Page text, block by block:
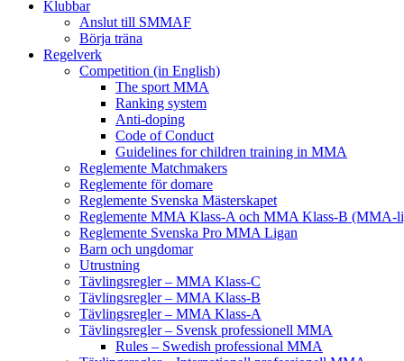
Klubbar
Anslut till SMMAF
Börja träna
Regelverk
Competition (in English)
The sport MMA
Ranking system
Anti-doping
Code of Conduct
Guidelines for children training in MMA
Reglemente Matchmakers
Reglemente för domare
Reglemente Svenska Mästerskapet
Reglemente MMA Klass-A och MMA Klass-B (MMA-
Reglemente Svenska Pro MMA Ligan
Barn och ungdomar
Utrustning
Tävlingsregler – MMA Klass-C
Tävlingsregler – MMA Klass-B
Tävlingsregler – MMA Klass-A
Tävlingsregler – Svensk professionell MMA
Rules – Swedish professional MMA